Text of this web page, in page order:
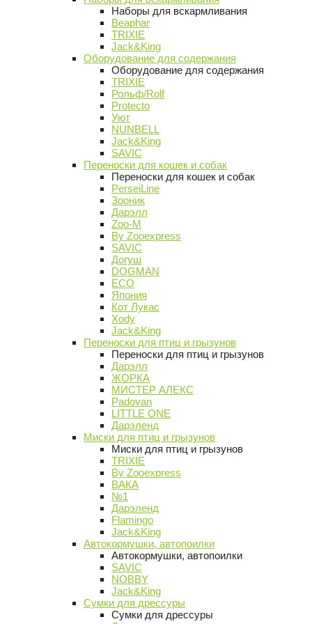
Наборы для вскармливания
Beaphar
TRIXIE
Jack&King
Оборудование для содержания
Оборудование для содержания
TRIXIE
Рольф/Rolf
Protecto
Уют
NUNBELL
Jack&King
SAVIC
Переноски для кошек и собак
Переноски для кошек и собак
PerseiLine
Зооник
Дарэлл
Zoo-M
By Zooexpress
SAVIC
Догуш
DOGMAN
ECO
Япония
Кот Лукас
Xody
Jack&King
Переноски для птиц и грызунов
Переноски для птиц и грызунов
Дарэлл
ЖОРКА
МИСТЕР АЛЕКС
Padovan
LITTLE ONE
Дарэленд
Миски для птиц и грызунов
Миски для птиц и грызунов
TRIXIE
By Zooexpress
ВАКА
№1
Дарэленд
Flamingo
Jack&King
Автокормушки, автопоилки
Автокормушки, автопоилки
SAVIC
NOBBY
Jack&King
Сумки для дрессуры
Сумки для дрессуры